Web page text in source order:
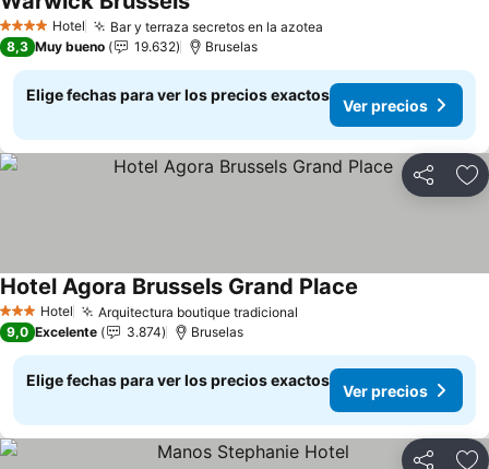
4 EstrellasHotel Bar y terraza secretos en la azotea
Ver precios
8,3 Muy bueno 19.632 Bruselas
Elige fechas para ver los precios exactos
Ver precios
Compartir
3 Estrellas
Hotel Arquitectura boutique tradicional
Hotel Agora Brussels Grand Place
9,0 Excelente 3.874 Bruselas
Elige fechas para ver los precios exactos
Ver precios